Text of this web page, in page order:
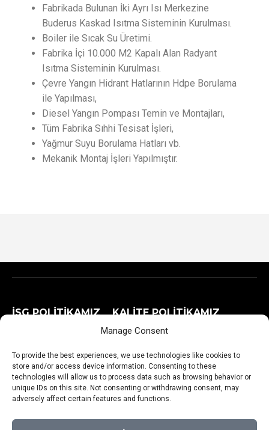
Manage Consent
To provide the best experiences, we use technologies like cookies to
store and/or access device information. Consenting to these
technologies will allow us to process data such as browsing behavior or
unique IDs on this site. Not consenting or withdrawing consent, may
adversely affect certain features and functions.
Fabrikada Bulunan İki Ayrı Isı Merkezine
Buderus Kaskad Isıtma Sisteminin Kurulması.
Boiler ile Sıcak Su Üretimi.
Fabrika İçi 10.000 M2 Kapalı Alan Radyant
Isıtma Sisteminin Kurulması.
Çevre Yangın Hidrant Hatlarının Hdpe Borulama
ile Yapılması,
Diesel Yangın Pompası Temin ve Montajları,
Tüm Fabrika Sıhhi Tesisat İşleri,
Yağmur Suyu Borulama Hatları vb.
Mekanik Montaj İşleri Yapılmıştır.
İSG POLİTİKAMIZ
KALİTE POLİTİKAMIZ
GİZLİLİK POLİTİKAMIZ
AYDINLATMA METNİ VE KVKK